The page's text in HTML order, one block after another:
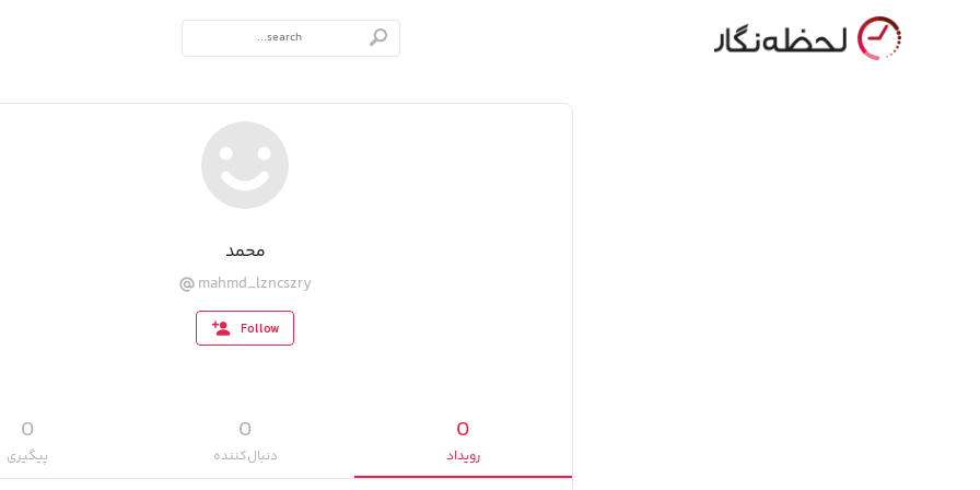
محمد
mahmd_lzncszry
Follow
0
رویداد‌
0
دنبال‌کننده
0
پیگیری‌